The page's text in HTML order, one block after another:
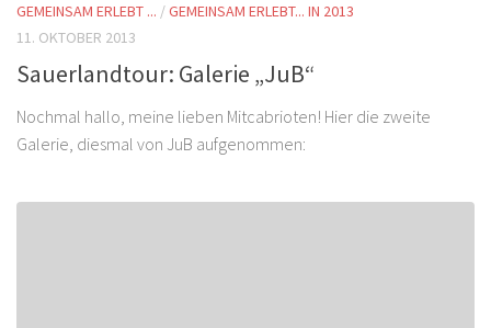
GEMEINSAM ERLEBT ... /GEMEINSAM ERLEBT... IN 2013
11. OKTOBER 2013
Sauerlandtour: Galerie „JuB“
Nochmal hallo, meine lieben Mitcabrioten! Hier die zweite
Galerie, diesmal von JuB aufgenommen: